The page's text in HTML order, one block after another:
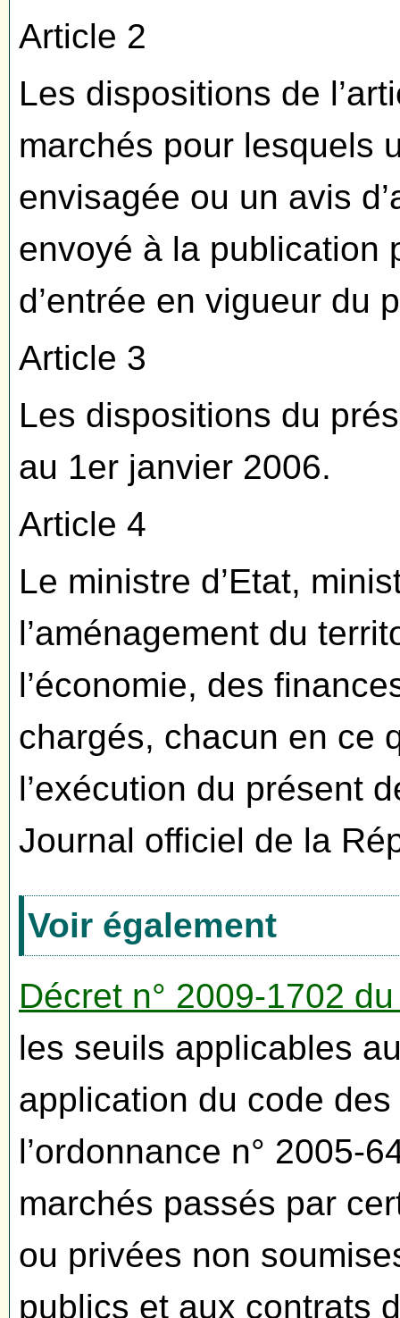
Article 2
Les dispositions de
marchés pour lesquels
envisagée ou un avis
envoyé à la publication
d’entrée en vigueur du
Article 3
Les dispositions du
au 1er janvier 2006.
Article 4
Le ministre d’Etat,
l’aménagement du
l’économie, des
chargés, chacun en ce
l’exécution du présent
Journal officiel de la
Voir également
Décret n° 2009-1702
les seuils applicables
application du code
l’ordonnance n° 2005-
marchés passés par
ou privées non
publics et aux contrats